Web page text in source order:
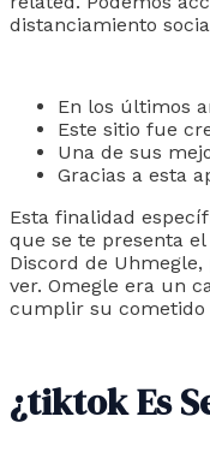
distanciamiento
En los últimos
Este sitio fue
Una de sus
Gracias a esta
Esta finalidad
que se te presenta
Discord de
ver. Omegle era un
cumplir su cometido
¿tiktok Es